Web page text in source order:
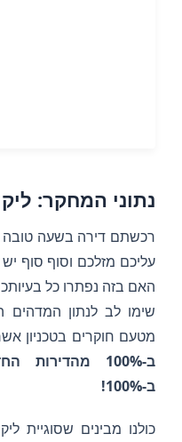
נתוני המחקר:
רכשתם דירה בשעה
עליכם מזלכם וסוף סוף
האם בזה נפתרו כל
שימו לב לנתון
מטעם חוקרים בטכניון
ב-100%
ב-100%!
כולנו מבינים שסוגיית